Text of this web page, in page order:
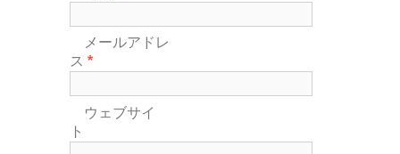
メールアドレ
ス*
ウェブサイ
ト